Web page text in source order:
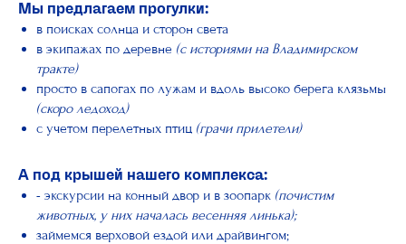
Мы предлагаем прогулки:
в поисках солнца и сторон света
в экипажах по деревне (с историями на Владимирском
тракте)
просто в сапогах по лужам и вдоль высоко берега клязьмы
(скоро ледоход)
с учетом перелетных птиц (грачи прилетели)
А под крышей нашего комплекса:
- экскурсии на конный двор и в зоопарк (почистим
животных, у них началась весенняя линька);
займемся верховой ездой или драйвингом;